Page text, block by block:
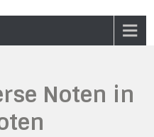
Noten in